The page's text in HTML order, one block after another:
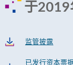
于
监管披露
已发行资本票